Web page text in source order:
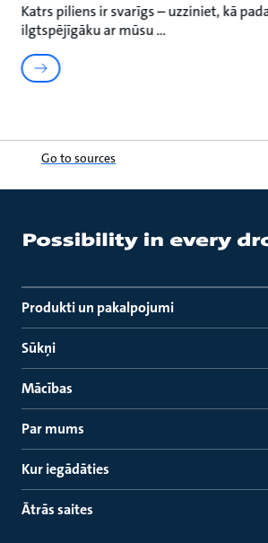
Katrs piliens ir svarīgs – uzziniet, kā
ilgtspējīgāku ar mūsu
Go to sources
Produkti un pakalpojumi
Sūkņi
Mācības
Par mums
Kur iegādāties
Ātrās saites